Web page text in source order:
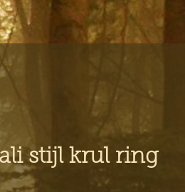
stijl krul ring